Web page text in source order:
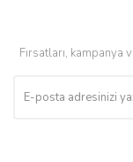
Fırsatları,